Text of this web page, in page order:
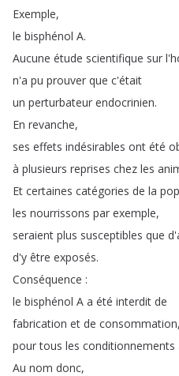
Exemple,
le bisphénol A.
Aucune étude scientifique sur
n'a pu prouver que c'était
un perturbateur endocrinien.
En revanche,
ses effets indésirables ont été
à plusieurs reprises chez les
Et certaines catégories de la
les nourrissons par exemple,
seraient plus susceptibles que
d'y être exposés.
Conséquence :
le bisphénol A a été interdit de
fabrication et de consommation,
pour tous les conditionnements
Au nom donc,